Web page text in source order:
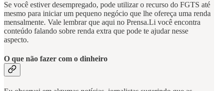
Se você estiver desempregado, pode utilizar o recurso do FGTS até
mesmo para iniciar um pequeno negócio que lhe ofereça uma renda
mensalmente. Vale lembrar que aqui no Prensa.Li você encontra
conteúdo falando sobre renda extra que pode te ajudar nesse
aspecto.
O que não fazer com o dinheiro